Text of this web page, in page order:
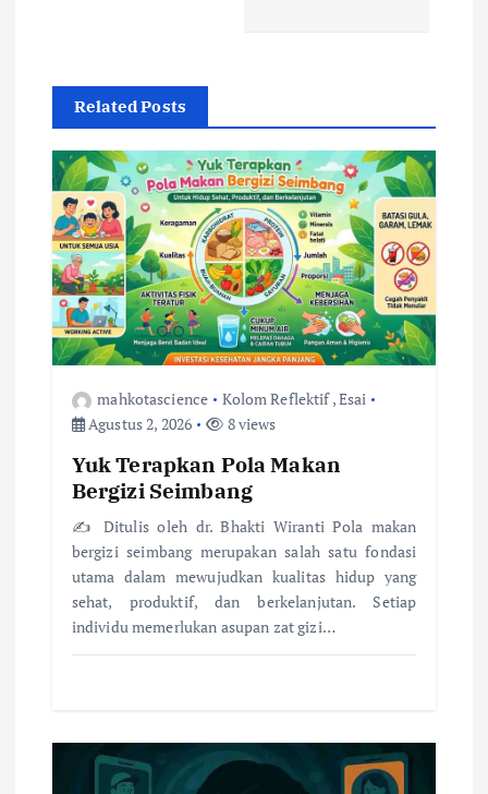
s
p
o
s
Related Posts
mahkotascience Kolom Reflektif,Esai
Agustus 2, 2026
8 views
Yuk Terapkan Pola Makan
Bergizi Seimbang
✍️ Ditulis oleh dr. Bhakti Wiranti Pola makan
bergizi seimbang merupakan salah satu fondasi
utama dalam mewujudkan kualitas hidup yang
sehat, produktif, dan berkelanjutan. Setiap
individu memerlukan asupan zat gizi…